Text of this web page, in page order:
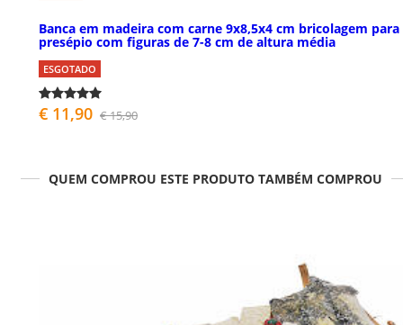
Banca em madeira com carne 9x8,5x4 cm bricolagem para
presépio com figuras de 7-8 cm de altura média
ESGOTADO
€ 11,90 € 15,90
QUEM COMPROU ESTE PRODUTO TAMBÉM COMPROU